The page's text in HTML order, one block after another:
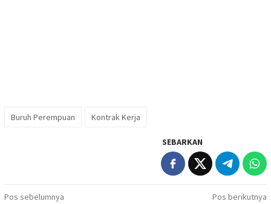
Buruh Perempuan Kontrak Kerja
SEBARKAN
Navigasi
Pos sebelumnya Pos berikutnya